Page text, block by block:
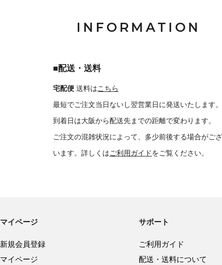
INFORMATION
■配送・送料
宅配便 送料はこちら
最短でご注文当日ないし翌営業日に発送いたします。
到着日は大阪から配送先までの距離で変わります。
ご注文の混雑状況によって、多少前後する場合がござ
います。詳しくはご利用ガイドをご覧ください。
マイページ
新規会員登録
マイページ
サポート
ご利用ガイド
配送・送料について